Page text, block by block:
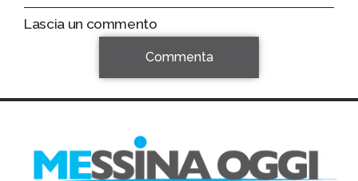
Lascia un commento
Commenta